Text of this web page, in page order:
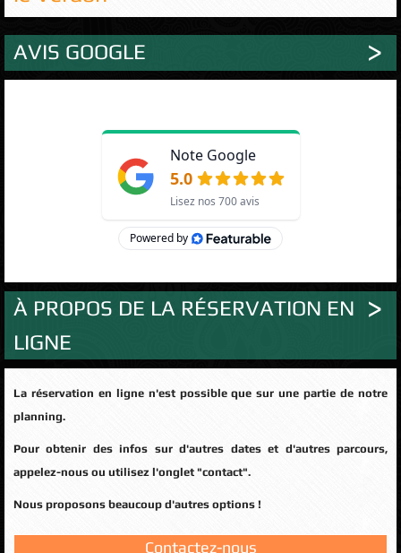
AVIS GOOGLE
À PROPOS DE LA RÉSERVATION EN
LIGNE
La réservation en ligne n'est possible que sur une partie de notre
planning.
Pour obtenir des infos sur d'autres dates et d'autres parcours,
appelez-nous ou utilisez l'onglet "contact".
Nous proposons beaucoup d'autres options !
Contactez-nous